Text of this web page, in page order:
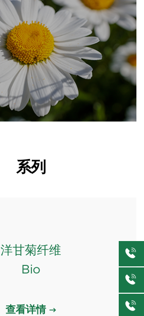
系列
洋甘菊纤维
Bio
查看详情